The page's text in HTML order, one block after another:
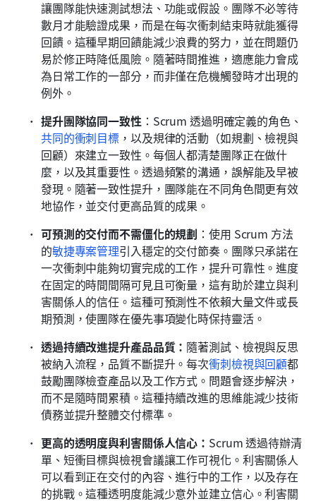
讓團隊能快速測試想法、功能或假設。團隊不必等待
數月才能驗證成果，而是在每次衝刺結束時就能獲得
回饋。這種早期回饋能減少浪費的努力，並在問題仍
易於修正時降低風險。隨著時間推進，適應能力會成
為日常工作的一部分，而非僅在危機觸發時才出現的
例外。
提升團隊協同一致性：Scrum 透過明確定義的角色、
共同的衝刺目標 ，以及規律的活動（如規劃、檢視與
回顧）來建立一致性。每個人都清楚團隊正在做什
麼，以及其重要性。透過頻繁的溝通，誤解能及早被
發現。隨著一致性提升，團隊能在不同角色間更有效
地協作，並交付更高品質的成果。
可預測的交付而不需僵化的規劃 ：使用 Scrum 方法
的敏捷專案管理引入穩定的交付節奏。團隊只承諾在
一次衝刺中能夠切實完成的工作，提升可靠性。進度
在固定的時間間隔可見且可衡量，這有助於建立與利
害關係人的信任。這種可預測性不依賴大量文件或長
期預測，使團隊在優先事項變化時保持靈活。
透過持續改進提升產品品質： 隨著測試、檢視與反思
被納入流程，品質不斷提升。每次衝刺檢視與回顧都
鼓勵團隊檢查產品以及工作方式。問題會逐步解決，
而不是隨時間累積。這種持續改進的思維能減少技術
債務並提升整體交付標準。
更高的透明度與利害關係人信心： Scrum 透過待辦清
單、短衝目標與檢視會議讓工作可視化。利害關係人
可以看到正在交付的內容、進行中的工作，以及存在
的挑戰。這種透明度能減少意外並建立信心。利害關